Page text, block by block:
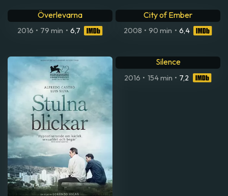
Överlevarna
2016 • 79 min • 6,7
City of Ember
2008 • 90 min • 6,4
Silence
2016 • 154 min • 7,2